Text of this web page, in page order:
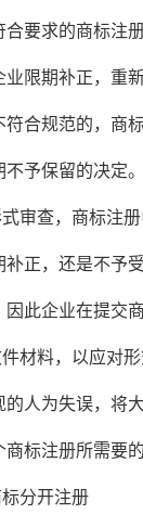
合要求的商标注
业限期补正，重
符合规范的，商
予保留的决定。
审查，商标注
补正，还是不予
因此企业在提交
材料，以应对
人为失误，将
标注册所需要的
标分开注册